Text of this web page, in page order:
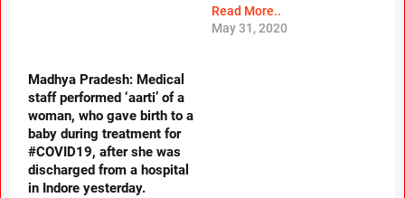
Read More..
May 31, 2020
Madhya Pradesh: Medical
staff performed ‘aarti’ of a
woman, who gave birth to a
baby during treatment for
#COVID19, after she was
discharged from a hospital
in Indore yesterday.